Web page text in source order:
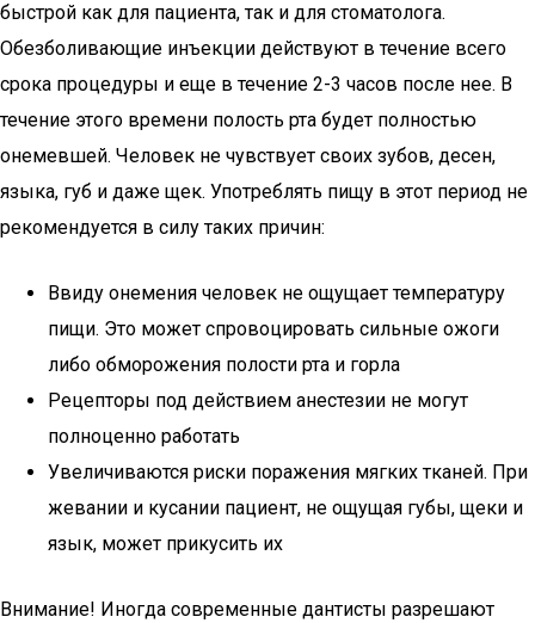
быстрой как для пациента, так и для стоматолога.
Обезболивающие инъекции действуют в течение всего
срока процедуры и еще в течение 2-3 часов после нее. В
течение этого времени полость рта будет полностью
онемевшей. Человек не чувствует своих зубов, десен,
языка, губ и даже щек. Употреблять пищу в этот период не
рекомендуется в силу таких причин:
Ввиду онемения человек не ощущает температуру
пищи. Это может спровоцировать сильные ожоги
либо обморожения полости рта и горла
Рецепторы под действием анестезии не могут
полноценно работать
Увеличиваются риски поражения мягких тканей. При
жевании и кусании пациент, не ощущая губы, щеки и
язык, может прикусить их
Внимание! Иногда современные дантисты разрешают